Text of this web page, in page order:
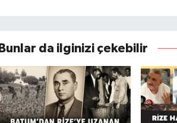
Bunlar da ilginizi çekebilir